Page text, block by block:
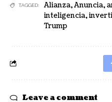
TAGGED: Alianza,Anuncia,
inteligencia,
Trump
Leave a comment